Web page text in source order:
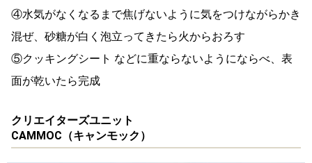
④水気がなくなるまで焦げないように気をつけながらかき
混ぜ、砂糖が白く泡立ってきたら火からおろす
⑤クッキングシート などに重ならないようにならべ、表
面が乾いたら完成
クリエイターズユニット
CAMMOC（キャンモック）